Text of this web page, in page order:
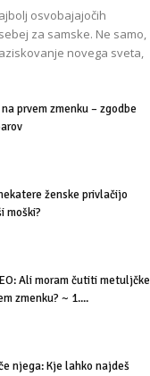
osvobajajočih
za samske. Ne samo,
novega sveta,
prvem zmenku – zgodbe
ženske privlačijo
moški?
Ali moram čutiti metuljčke
zmenku? ~ 1....
njega: Kje lahko najdeš